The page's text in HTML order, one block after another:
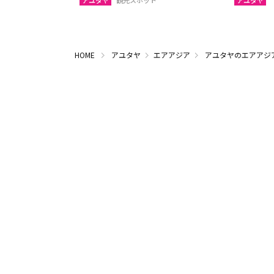
HOME アユタヤ エアアジア アユタヤのエアアジ